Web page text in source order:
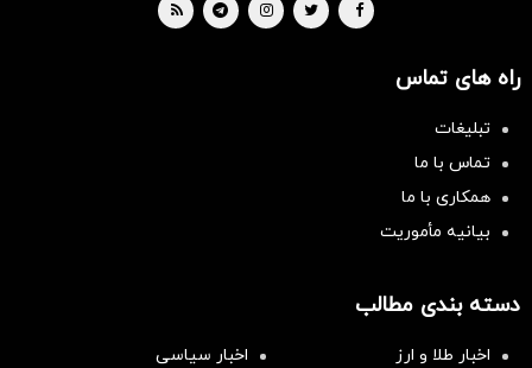
راه های تماس
تبلیغات
تماس با ما
همکاری با ما
بیانیه مأموریت
دسته بندی مطالب
اخبار طلا و ارز
اخبار سیاسی